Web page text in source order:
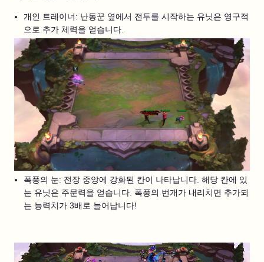
개인 트레이너: 난동꾼 옆에서 전투를 시작하는 유닛은 영구적
으로 추가 체력을 얻습니다.
폭풍의 눈: 전장 중앙에 강화된 칸이 나타납니다. 해당 칸에 있
는 유닛은 주문력을 얻습니다. 폭풍의 번개가 내리치면 추가되
는 능력치가 3배로 늘어납니다!